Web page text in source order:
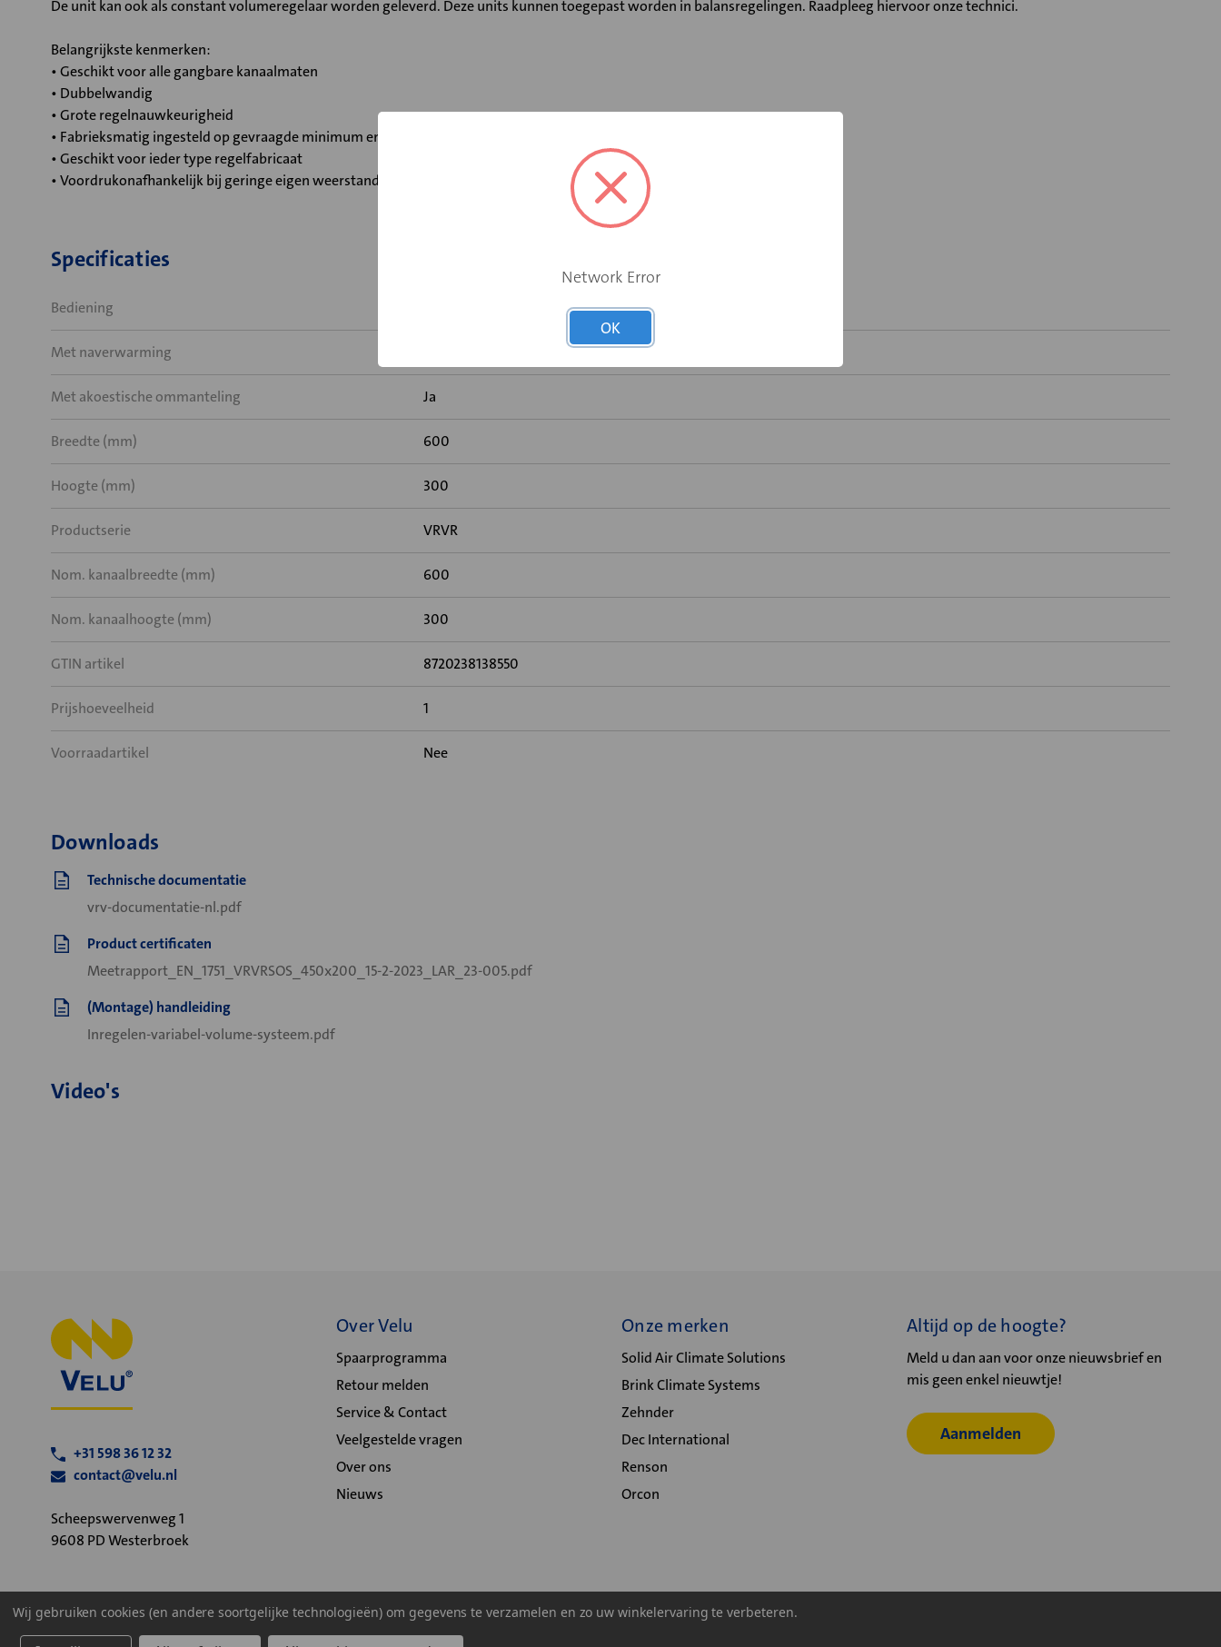
De unit kan ook als constant volumeregelaar worden geleverd. Deze units kunnen toegepast worden in balansregelingen. Raadpleeg hiervoor onze technici.
Belangrijkste kenmerken:
• Geschikt voor alle gangbare kanaalmaten
• Dubbelwandig
• Grote regelnauwkeurigheid
• Fabrieksmatig ingesteld op gevraagde minimum en maximum luchthoeveelheid
• Geschikt voor ieder type regelfabricaat
• Voordrukonafhankelijk bij geringe eigen weerstand
Specificaties
Bediening
Met naverwarming
Met akoestische ommanteling Ja
Breedte (mm) 600
Hoogte (mm) 300
Productserie VRVR
Nom. kanaalbreedte (mm) 600
Nom. kanaalhoogte (mm) 300
GTIN artikel 8720238138550
Prijshoeveelheid 1
Voorraadartikel Nee
Downloads
Technische documentatie
vrv-documentatie-nl.pdf
Product certificaten
Meetrapport_EN_1751_VRVRSOS_450x200_15-2-2023_LAR_23-005.pdf
(Montage) handleiding
Inregelen-variabel-volume-systeem.pdf
Video's
+31 598 36 12 32
contact@velu.nl
Scheepswervenweg 1
9608 PD Westerbroek
Over Velu
Spaarprogramma
Retour melden
Service & Contact
Veelgestelde vragen
Over ons
Nieuws
Onze merken
Solid Air Climate Solutions
Brink Climate Systems
Zehnder
Dec International
Renson
Orcon
Altijd op de hoogte?
Meld u dan aan voor onze nieuwsbrief en
mis geen enkel nieuwtje!
Aanmelden
Algemene voorwaarden Privacy statement Cookiebeleid
Wij gebruiken cookies (en andere soortgelijke technologieën) om gegevens te verzamelen en zo uw winkelervaring te verbeteren.
Network Error
OK